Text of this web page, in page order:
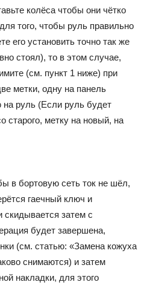
колёса чтобы они чётко
того, чтобы руль правильно
его установить точно так же
стоял), то в этом случае,
(см. пункт 1 ниже) при
метки, одну на панель
на руль (Если руль будет
старого, метку на новый, на
в бортовую сеть ток не шёл,
гаечный ключ и
затем с
будет завершена,
(см. статью: «Замена кожуха
снимаются) и затем
накладки, для этого